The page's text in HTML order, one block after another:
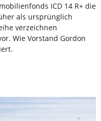
ICD 14 R+ die
als ursprünglich
verzeichnen
Wie Vorstand Gordon